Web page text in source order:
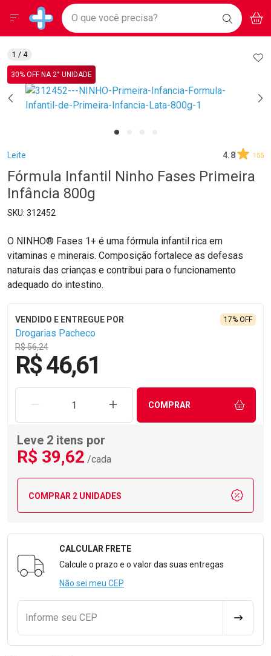
Drogarias Pacheco
Baixe nosso APP e aproveite Ofertas Exclusivas!
BAIXE
O APP
Ir direto para a home
pela página
Ir direto para o conteúdo
Ir direto para a busca
Ir direto para a conta
Ir direto para a ajuda
Ir direto para a notificações
Ir direto para o carrinho
Ir direto para o menu
Faça a sua busca
O que você precisa? BUSCAR
Menu
Breadcrumb
Leite 4.8 155
Fórmula Infantil Ninho Fases Primeira
Infância 800g
312452
O NINHO® Fases 1+ é uma fórmula infantil rica em
vitaminas e minerais. Composição fortalece as defesas
naturais das crianças e contribui para o funcionamento
adequado do intestino.
Drogarias Pacheco
R$ 56,24
17% OFF
R$ 46,61
REMOVER UMA UNIDADEAUMENTAR UMA UNIDADE
COMPRAR
Leve 2 itens por
R$ 39,62 /cada
COMPRAR 2 UNIDADES
Formulário para Calcular o Frete
CALCULAR FRETE
Calcule o prazo e o valor das suas entregas
Não sei meu CEP
Informe seu CEP
30% OFF NA 2° UNIDADE
1 / 4